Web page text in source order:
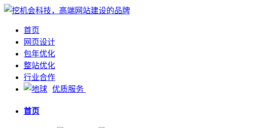
首页
网页设计
包年优化
整站优化
行业合作
优质服务
首页